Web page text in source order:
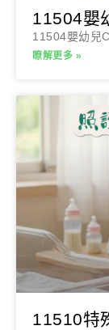
11504嬰
11504嬰幼兒
瞭解更多 »
11510特